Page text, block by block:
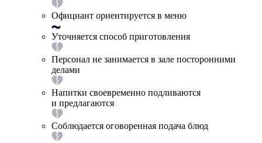
Официант ориентируется в меню
Уточняется способ приготовления
Персонал не занимается в зале посторонними
делами
Напитки своевременно подливаются
и предлагаются
Соблюдается оговоренная подача блюд